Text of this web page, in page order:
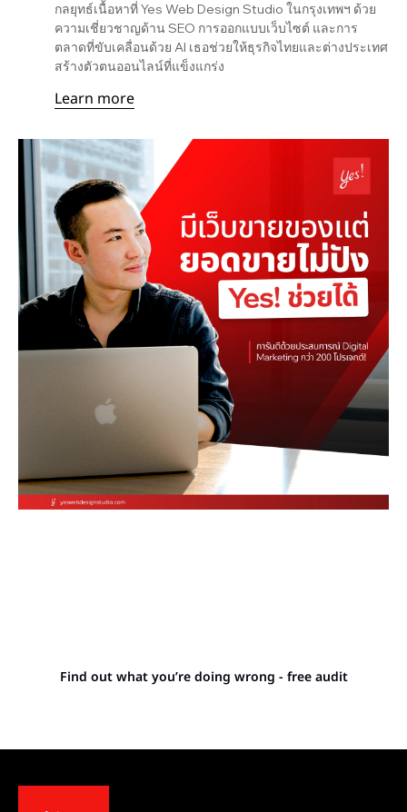
กลยุทธ์เนื้อหาที่ Yes Web Design Studio ในกรุงเทพฯ ด้วย
ความเชี่ยวชาญด้าน SEO การออกแบบเว็บไซต์ และการ
ตลาดที่ขับเคลื่อนด้วย AI เธอช่วยให้ธุรกิจไทยและต่างประเทศ
สร้างตัวตนออนไลน์ที่แข็งแกร่ง
Learn more
Find out what you’re doing wrong - free audit